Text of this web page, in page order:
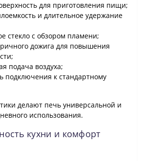
для приготовления пищи;
и длительное удержание
стекло с обзором пламени;
дожига для повышения
подача воздуха;
подключения к стандартному
делают печь универсальной и
использования.
кухни и комфорт